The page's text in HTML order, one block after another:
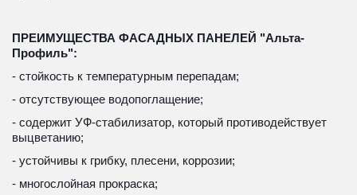
ПРЕИМУЩЕСТВА ФАСАДНЫХ ПАНЕЛЕЙ "Альта-
Профиль":
- стойкость к температурным перепадам;
- отсутствующее водопоглащение;
- содержит УФ-стабилизатор, который противодействует
выцветанию;
- устойчивы к грибку, плесени, коррозии;
- многослойная прокраска;